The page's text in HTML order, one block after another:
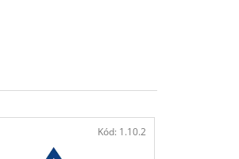
Kód: 1.10.2